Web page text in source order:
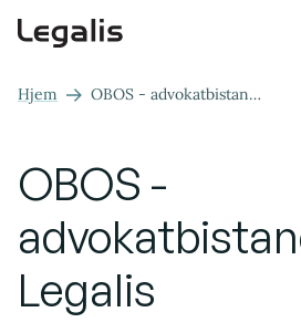
Hjem OBOS - advokatbistand fra Legalis
OBOS -
Legalis